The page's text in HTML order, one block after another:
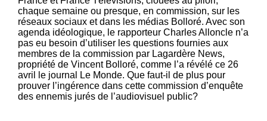
chaque semaine ou presque, en commission, sur les
réseaux sociaux et dans les médias Bolloré. Avec son
agenda idéologique, le rapporteur Charles Alloncle n’a
pas eu besoin d’utiliser les questions fournies aux
membres de la commission par Lagardère News,
propriété de Vincent Bolloré, comme l’a révélé ce 26
avril le journal Le Monde. Que faut-il de plus pour
prouver l’ingérence dans cette commission d’enquête
des ennemis jurés de l’audiovisuel public?